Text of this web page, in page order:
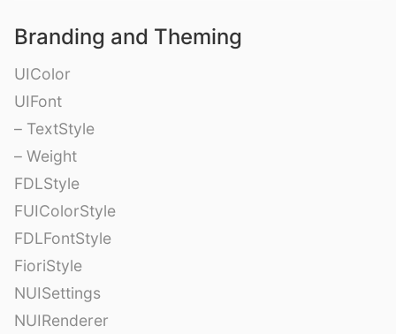
Branding and Theming
UIColor
UIFont
– TextStyle
– Weight
FDLStyle
FUIColorStyle
FDLFontStyle
FioriStyle
NUISettings
NUIRenderer